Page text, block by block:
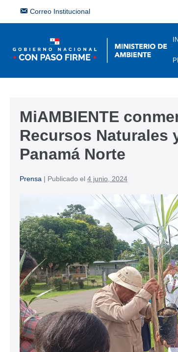
Correo Institucional
MiAMBIENTE
Recursos Naturales
Panamá Norte
Prensa | Publicado el 4 junio, 2024